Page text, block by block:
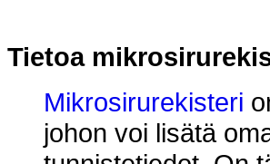
Tietoa
Mikrosirurekisteri
johon voi lisätä